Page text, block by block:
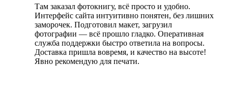
Там заказал фотокнигу, всё просто и удобно.
Интерфейс сайта интуитивно понятен, без лишних
заморочек. Подготовил макет, загрузил
фотографии — всё прошло гладко. Оперативная
служба поддержки быстро ответила на вопросы.
Доставка пришла вовремя, и качество на высоте!
Явно рекомендую для печати.